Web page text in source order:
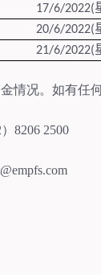
17/6/2022(
20/6/2022(
21/6/2022(
情况。如有任
8206 2500